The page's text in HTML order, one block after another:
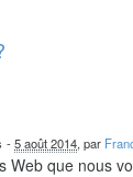
-5 août 2014, par
Web que nous